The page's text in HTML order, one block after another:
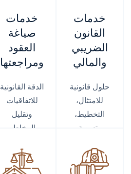
خدمات
القانون
الضريبي
والمالي
حلول قانونية
للامتثال،
التخطيط،
وتسوية
خدمات
صياغة
العقود
ومراجعتها
الدقة القانونية
للاتفاقيات
وتقليل
المخاطر